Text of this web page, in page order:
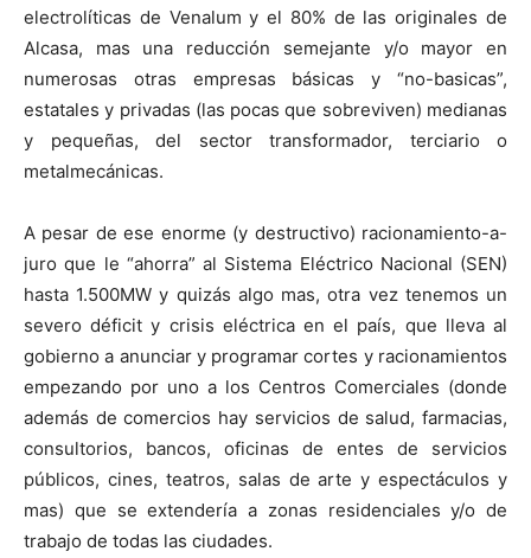
electrolíticas de Venalum y el 80% de las originales de
Alcasa, mas una reducción semejante y/o mayor en
numerosas otras empresas básicas y “no-basicas”,
estatales y privadas (las pocas que sobreviven) medianas
y pequeñas, del sector transformador, terciario o
metalmecánicas.
A pesar de ese enorme (y destructivo) racionamiento-a-
juro que le “ahorra” al Sistema Eléctrico Nacional (SEN)
hasta 1.500MW y quizás algo mas, otra vez tenemos un
severo déficit y crisis eléctrica en el país, que lleva al
gobierno a anunciar y programar cortes y racionamientos
empezando por uno a los Centros Comerciales (donde
además de comercios hay servicios de salud, farmacias,
consultorios, bancos, oficinas de entes de servicios
públicos, cines, teatros, salas de arte y espectáculos y
mas) que se extendería a zonas residenciales y/o de
trabajo de todas las ciudades.